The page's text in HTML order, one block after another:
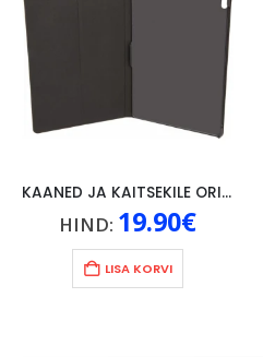
KAANED JA KAITSEKILE ORIGINAAL LENOVO P10, MUST
HIND: 19.90€
LISA KORVI